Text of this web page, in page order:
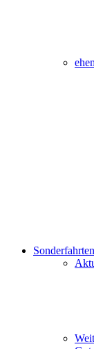
Sonderfahrten